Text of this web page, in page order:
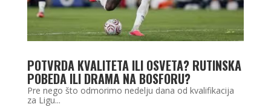
POTVRDA KVALITETA ILI OSVETA? RUTINSKA
POBEDA ILI DRAMA NA BOSFORU?
Pre nego što odmorimo nedelju dana od kvalifikacija
za Ligu...